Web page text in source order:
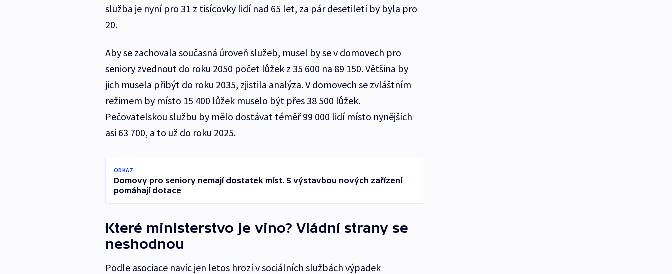
služba je nyní pro 31 z tisícovky lidí nad 65 let, za pár desetiletí by byla pro
20.
Aby se zachovala současná úroveň služeb, musel by se v domovech pro
seniory zvednout do roku 2050 počet lůžek z 35 600 na 89 150. Většina by
jich musela přibýt do roku 2035, zjistila analýza. V domovech se zvláštním
režimem by místo 15 400 lůžek muselo být přes 38 500 lůžek.
Pečovatelskou službu by mělo dostávat téměř 99 000 lidí místo nynějších
asi 63 700, a to už do roku 2025.
ODKAZ
Domovy pro seniory nemají dostatek míst. S výstavbou nových zařízení
pomáhají dotace
Které ministerstvo je vino? Vládní strany se
neshodnou
Podle asociace navíc jen letos hrozí v sociálních službách výpadek